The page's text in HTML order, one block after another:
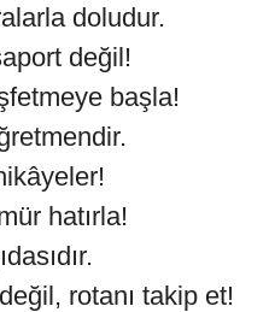
doludur.
değil!
başla!
hatırla!
rotanı takip et!